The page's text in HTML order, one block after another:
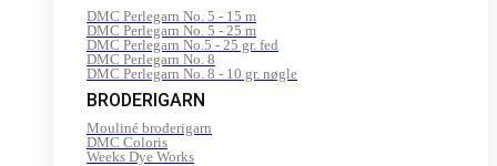
DMC Perlegarn No. 5 - 15 m
DMC Perlegarn No. 5 - 25 m
DMC Perlegarn No.5 - 25 gr. fed
DMC Perlegarn No. 8
DMC Perlegarn No. 8 - 10 gr. nøgle
BRODERIGARN
Mouliné broderigarn
DMC Coloris
Weeks Dye Works